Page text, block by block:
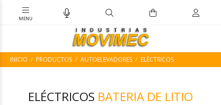
INICIO PRODUCTOS AUTOELEVADORES ELÉCTRICOS
ELÉCTRICOS BATERIA DE LITIO